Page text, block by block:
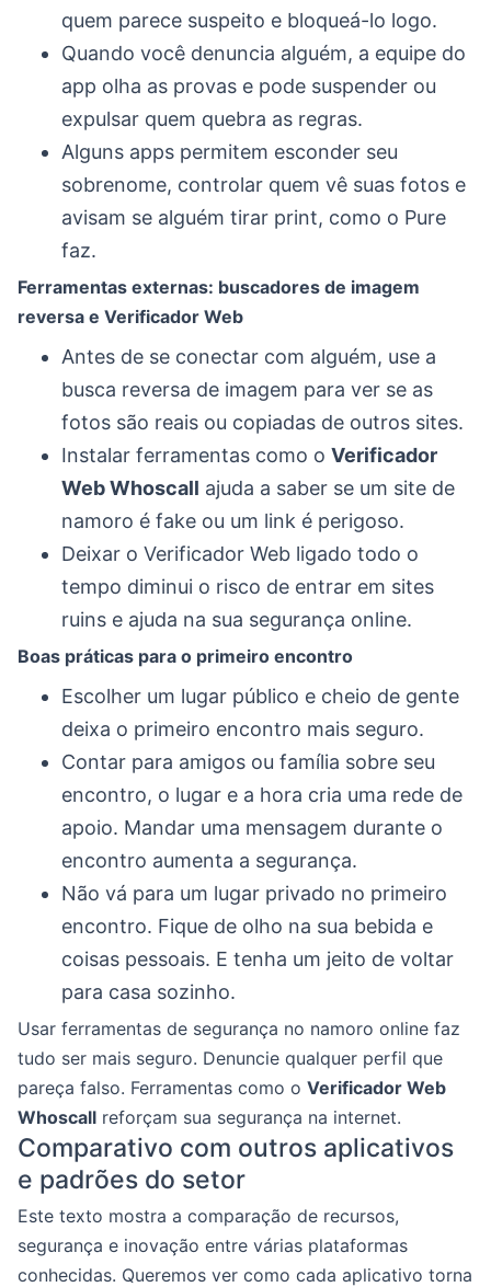
quem parece suspeito e bloqueá-lo logo.
Quando você denuncia alguém, a equipe do
app olha as provas e pode suspender ou
expulsar quem quebra as regras.
Alguns apps permitem esconder seu
sobrenome, controlar quem vê suas fotos e
avisam se alguém tirar print, como o Pure
faz.
Ferramentas externas: buscadores de imagem
reversa e Verificador Web
Antes de se conectar com alguém, use a
busca reversa de imagem para ver se as
fotos são reais ou copiadas de outros sites.
Instalar ferramentas como o Verificador
Web Whoscall ajuda a saber se um site de
namoro é fake ou um link é perigoso.
Deixar o Verificador Web ligado todo o
tempo diminui o risco de entrar em sites
ruins e ajuda na sua segurança online.
Boas práticas para o primeiro encontro
Escolher um lugar público e cheio de gente
deixa o primeiro encontro mais seguro.
Contar para amigos ou família sobre seu
encontro, o lugar e a hora cria uma rede de
apoio. Mandar uma mensagem durante o
encontro aumenta a segurança.
Não vá para um lugar privado no primeiro
encontro. Fique de olho na sua bebida e
coisas pessoais. E tenha um jeito de voltar
para casa sozinho.
Usar ferramentas de segurança no namoro online faz
tudo ser mais seguro. Denuncie qualquer perfil que
pareça falso. Ferramentas como o Verificador Web
Whoscall reforçam sua segurança na internet.
Comparativo com outros aplicativos
e padrões do setor
Este texto mostra a comparação de recursos,
segurança e inovação entre várias plataformas
conhecidas. Queremos ver como cada aplicativo torna